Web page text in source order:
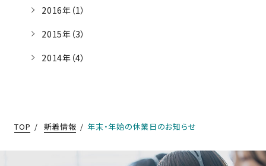
2016年（1）
2015年（3）
2014年（4）
TOP 新着情報 年末・年始の休業日のお知らせ